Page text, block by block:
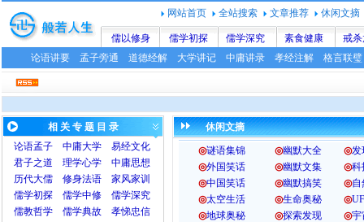
网站首页 全站搜索 文章推荐 休闲文摘
儒以修身 儒学初探 儒学深究 素食健康
戒
论语讲要
孟子旁通 道德经解 大学讲记 中庸讲录 孝经注解 格言联璧
相 关 专 题 目 录
论语孟子 中庸大学
易经文化
君子之道
理学心学
中庸思想
历代大儒
修身法语
家风家训
儒学初探
儒学中修
儒学深究
儒教哲学
儒学典故
孝悌忠信
休闲文摘
◎谜语集锦 ◎幽默大全 ◎发
◎外国笑话 ◎幽默文集 ◎科
◎中国笑话 ◎幽默搞笑 ◎自
◎太空生活 ◎生命奥秘 ◎
◎地球奥秘 ◎探索发现 ◎宇